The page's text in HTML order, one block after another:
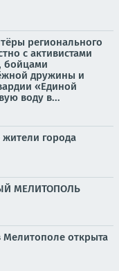
регионального
с активистами
бойцами
дружины и
«Единой
воду в...
города
МЕЛИТОПОЛЬ
Мелитополе открыта